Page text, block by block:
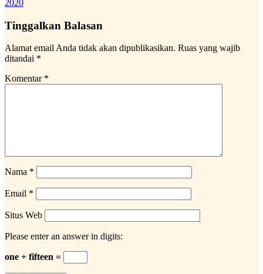
2020
Tinggalkan Balasan
Alamat email Anda tidak akan dipublikasikan. Ruas yang wajib
ditandai *
Komentar *
Nama *
Email *
Situs Web
Please enter an answer in digits:
one + fifteen =